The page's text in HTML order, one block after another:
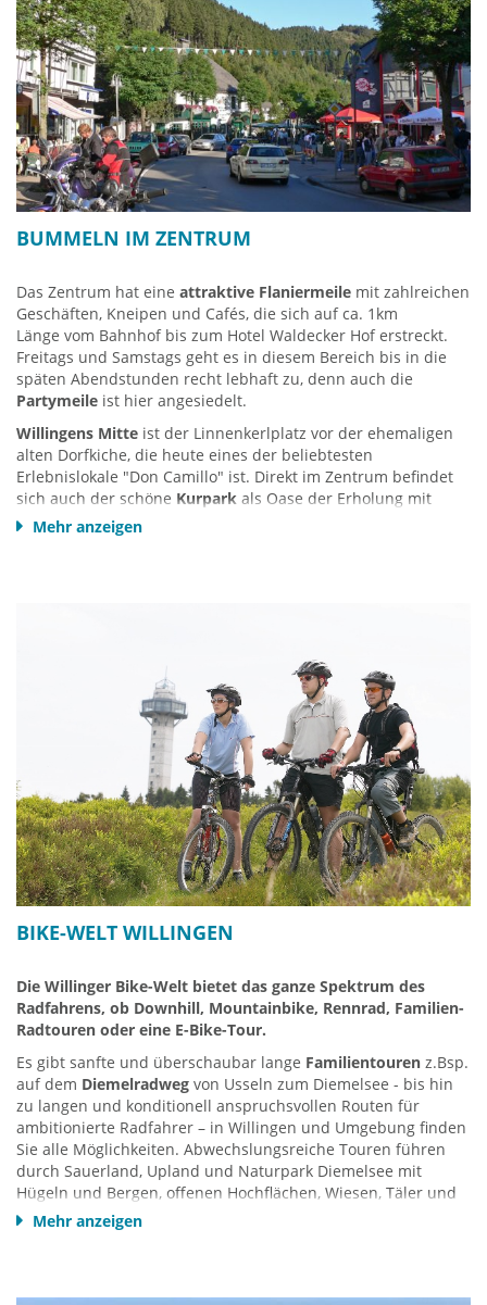
Mehr Infos klick HIER
BUMMELN IM ZENTRUM
Das Zentrum hat eine attraktive Flaniermeile mit zahlreichen
Geschäften, Kneipen und Cafés, die sich auf ca. 1km
Länge vom Bahnhof bis zum Hotel Waldecker Hof erstreckt.
Freitags und Samstags geht es in diesem Bereich bis in die
späten Abendstunden recht lebhaft zu, denn auch die
Partymeile ist hier angesiedelt.
Willingens Mitte ist der Linnenkerlplatz vor der ehemaligen
alten Dorfkiche, die heute eines der beliebtesten
Erlebnislokale "Don Camillo" ist. Direkt im Zentrum befindet
sich auch der schöne Kurpark als Oase der Erholung mit
Kneippbecken und Kunstgalerie.
Modekollektionen von bekannten und außergewöhnlichen
Labels, passende Accessoires, Taschen und Schmuck, ein
großes Schuhsortiment, Sport- und Freizeitartikel,
Sportbekleidung, Geschenkartikel, Bücher, Drogeriewaren,
Düfte, Blumen u.v.a.
Erkundigen Sie sich bei Ihren Gastgebern oder der Tourist-
Info nach dem VIP-Block. In jenem finden Sie viele Gutscheine
und Ermäßigungs-Coupons für Einzelhandel und
Gastronomie.
Mehr Infos:www.einkaufswelt-willingen.de
Mehr anzeigen
BIKE-WELT WILLINGEN
Die Willinger Bike-Welt bietet das ganze Spektrum des
Radfahrens, ob Downhill, Mountainbike, Rennrad, Familien-
Radtouren oder eine E-Bike-Tour.
Es gibt sanfte und überschaubar lange Familientouren z.Bsp.
auf dem Diemelradweg von Usseln zum Diemelsee - bis hin
zu langen und konditionell anspruchsvollen Routen für
ambitionierte Radfahrer – in Willingen und Umgebung finden
Sie alle Möglichkeiten. Abwechslungsreiche Touren führen
durch Sauerland, Upland und Naturpark Diemelsee mit
Hügeln und Bergen, offenen Hochflächen, Wiesen, Täler und
Wald.
Mehr anzeigen